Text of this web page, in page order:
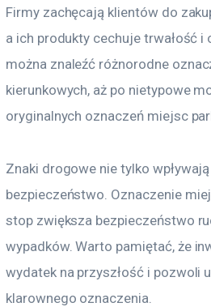
Firmy zachęcają klientów do
a ich produkty cechuje trwałość
można znaleźć różnorodne
kierunkowych, aż po nietypowe
oryginalnych oznaczeń miejsc
Znaki drogowe nie tylko
bezpieczeństwo. Oznaczenie
stop zwiększa bezpieczeństwo
wypadków. Warto pamiętać, że
wydatek na przyszłość i pozwoli
klarownego oznaczenia.